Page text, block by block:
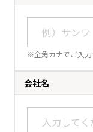
※全角カナでご入
会社名